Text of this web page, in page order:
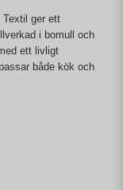
Textil ger ett
i bomull och
ett livligt
både kök och